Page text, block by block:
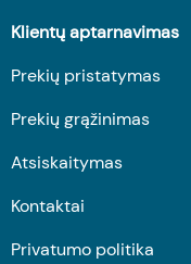
Klientų aptarnavimas
Prekių pristatymas
Prekių grąžinimas
Atsiskaitymas
Kontaktai
Privatumo politika